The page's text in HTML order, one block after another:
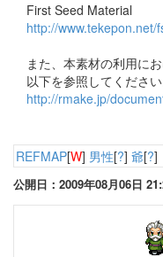
First Seed Material
http://www.tekepon.net/
また、本素材の利用に
以下を参照してください
http://rmake.jp/
REFMAP[W] 男性[?] 爺[?]
公開日：2009年08月06日